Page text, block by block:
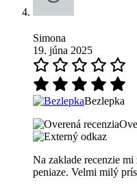
Simona
19. júna 2025
Bezlepka
Na zaklade recenzie
peniaze. Velmi milý